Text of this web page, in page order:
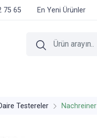
75 65 En Yeni Ürünler
Testereler Nachreiner